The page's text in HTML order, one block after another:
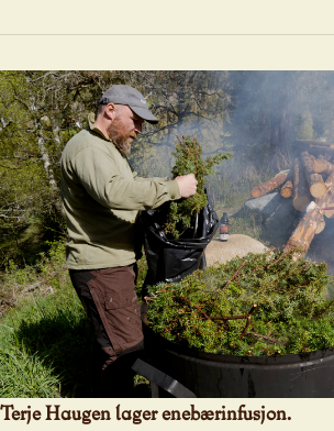
Terje Haugen lager enebærinfusjon.